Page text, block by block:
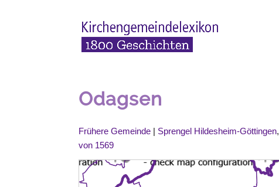
Odagsen
Frühere Gemeinde | Sprengel Hildesheim-Göttingen,
von 1569